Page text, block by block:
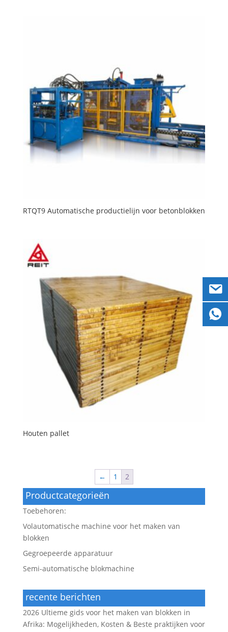
RTQT9 Automatische productielijn voor betonblokken
Houten pallet
← 1 2
Productcategorieën
Toebehoren:
Volautomatische machine voor het maken van
blokken
Gegroepeerde apparatuur
Semi-automatische blokmachine
recente berichten
2026 Ultieme gids voor het maken van blokken in
Afrika: Mogelijkheden, Kosten & Beste praktijken voor